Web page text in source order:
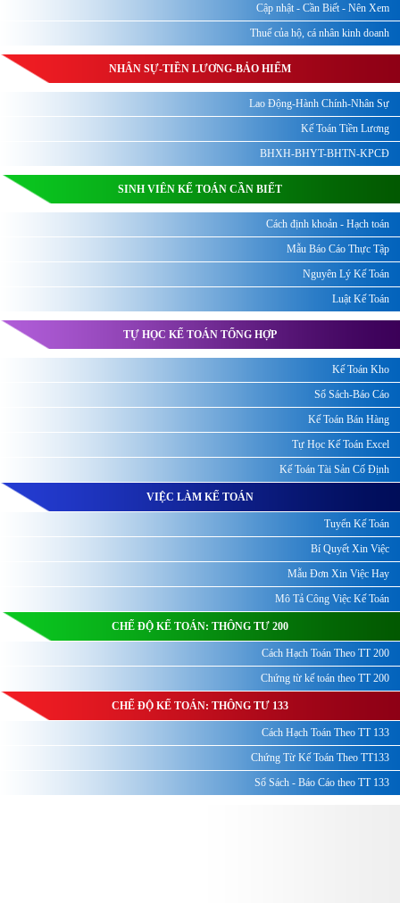
Cập nhật - Cần Biết - Nên Xem
Thuế của hộ, cá nhân kinh doanh
NHÂN SỰ-TIỀN LƯƠNG-BẢO HIỂM
Lao Động-Hành Chính-Nhân Sự
Kế Toán Tiền Lương
BHXH-BHYT-BHTN-KPCĐ
SINH VIÊN KẾ TOÁN CẦN BIẾT
Cách định khoản - Hạch toán
Mẫu Báo Cáo Thực Tập
Nguyên Lý Kế Toán
Luật Kế Toán
TỰ HỌC KẾ TOÁN TỔNG HỢP
Kế Toán Kho
Sổ Sách-Báo Cáo
Kế Toán Bán Hàng
Tự Học Kế Toán Excel
Kế Toán Tài Sản Cố Định
VIỆC LÀM KẾ TOÁN
Tuyển Kế Toán
Bí Quyết Xin Việc
Mẫu Đơn Xin Việc Hay
Mô Tả Công Việc Kế Toán
CHẾ ĐỘ KẾ TOÁN: THÔNG TƯ 200
Cách Hạch Toán Theo TT 200
Chứng từ kế toán theo TT 200
CHẾ ĐỘ KẾ TOÁN: THÔNG TƯ 133
Cách Hạch Toán Theo TT 133
Chứng Từ Kế Toán Theo TT133
Sổ Sách - Báo Cáo theo TT 133